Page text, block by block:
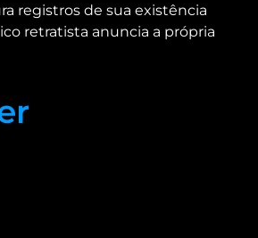
registros de sua existência
retratista anuncia a própria